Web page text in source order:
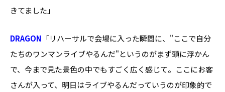
きてました」
DRAGON 「リハーサルで会場に入った瞬間に、"ここで自分
たちのワンマンライブやるんだ"というのがまず頭に浮かん
で、今まで見た景色の中でもすごく広く感じて。ここにお客
さんが入って、明日はライブやるんだっていうのが印象的で